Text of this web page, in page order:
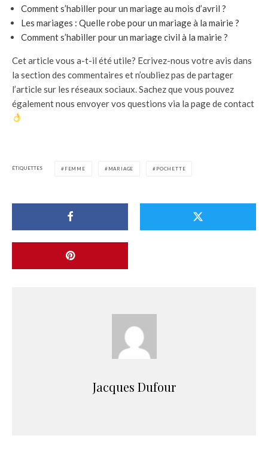
Comment s’habiller pour un mariage au mois d’avril ?
Les mariages : Quelle robe pour un mariage à la mairie ?
Comment s’habiller pour un mariage civil à la mairie ?
Cet article vous a-t-il été utile? Ecrivez-nous votre avis dans
la section des commentaires et n’oubliez pas de partager
l’article sur les réseaux sociaux. Sachez que vous pouvez
également nous envoyer vos questions via la page de contact
ÉTIQUETTES FEMME MARIAGE POCHETTE
Jacques Dufour